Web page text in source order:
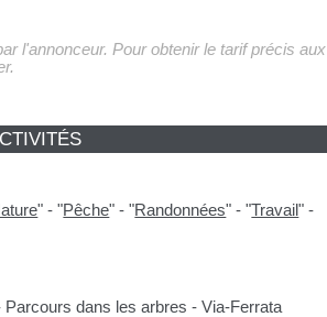
l'annonceur. Pour obtenir le tarif précis aux
" -"Pêche" -"Randonnées" -"Travail" -
Parcours dans les arbres - Via-Ferrata